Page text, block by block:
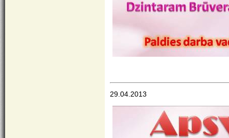
29.04.2013